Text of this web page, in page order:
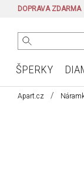
DOPRAVA ZDARMA
ŠPERKY
Apart.cz